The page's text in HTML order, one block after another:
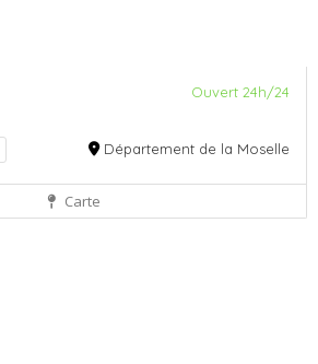
Ouvert 24h/24
Département de la Moselle
Carte